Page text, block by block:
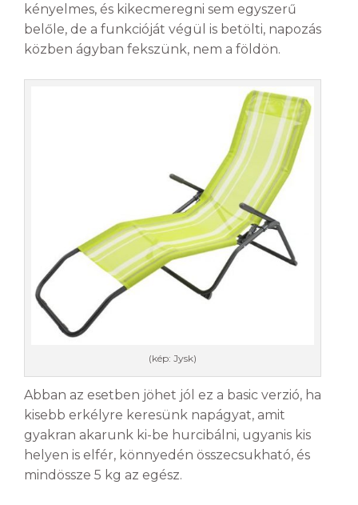
kényelmes, és kikecmeregni sem egyszerű
belőle, de a funkcióját végül is betölti, napozás
közben ágyban fekszünk, nem a földön.
(kép: Jysk)
Abban az esetben jöhet jól ez a basic verzió, ha
kisebb erkélyre keresünk napágyat, amit
gyakran akarunk ki-be hurcibálni, ugyanis kis
helyen is elfér, könnyedén összecsukható, és
mindössze 5 kg az egész.